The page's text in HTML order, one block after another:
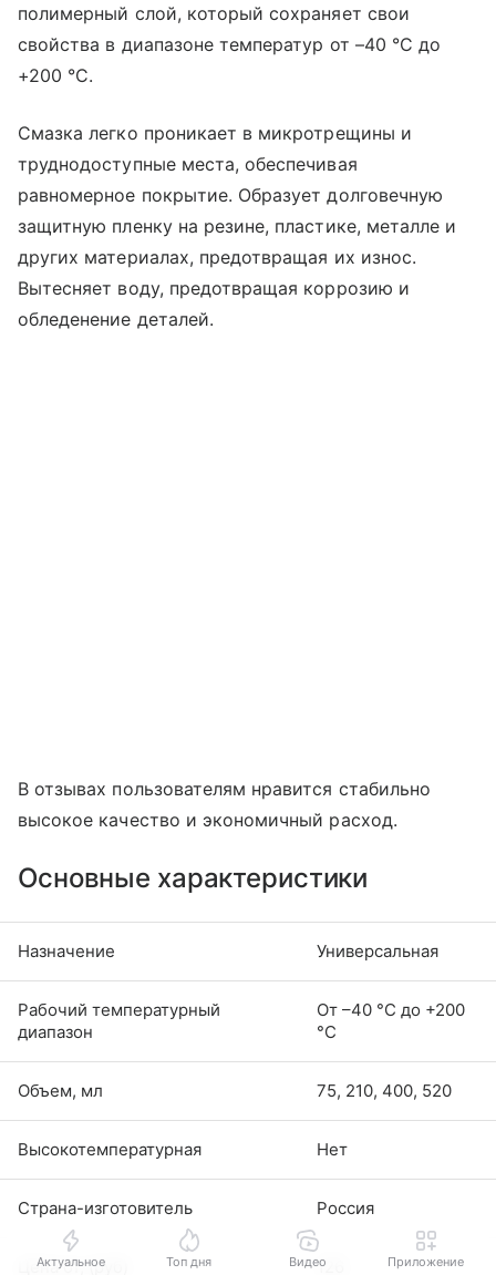
полимерный слой, который сохраняет свои
свойства в диапазоне температур от –40 °С до
+200 °С.
Смазка легко проникает в микротрещины и
труднодоступные места, обеспечивая
равномерное покрытие. Образует долговечную
защитную пленку на резине, пластике, металле и
других материалах, предотвращая их износ.
Вытесняет воду, предотвращая коррозию и
обледенение деталей.
В отзывах пользователям нравится стабильно
высокое качество и экономичный расход.
Основные характеристики
Назначение Универсальная
Рабочий температурный
диапазон
От –40 °С до +200
°С
Объем, мл 75, 210, 400, 520
Высокотемпературная Нет
Страна-изготовитель Россия
Цена от, (руб) 126
Актуальное Топ дня Видео Приложение